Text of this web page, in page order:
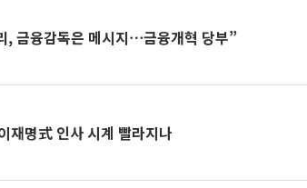
, 금융감독은 메시지⋯금융개혁 당부”
명式 인사 시계 빨라지나